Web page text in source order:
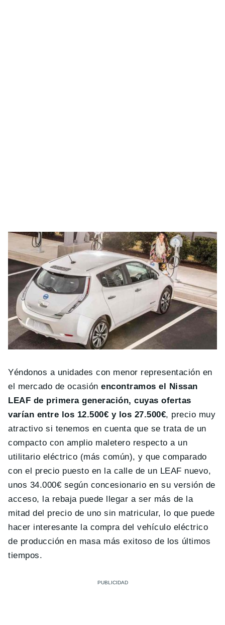
Yéndonos a unidades con menor representación en
el mercado de ocasiónencontramos el Nissan
LEAF de primera generación, cuyas ofertas
varían entre los 12.500€ y los 27.500€, precio muy
atractivo si tenemos en cuenta que se trata de un
compacto con amplio maletero respecto a un
utilitario eléctrico (más común), y que comparado
con el precio puesto en la calle de un LEAF nuevo,
unos 34.000€ según concesionario en su versión de
acceso, la rebaja puede llegar a ser más de la
mitad del precio de uno sin matricular, lo que puede
hacer interesante la compra del vehículo eléctrico
de producción en masa más exitoso de los últimos
tiempos.